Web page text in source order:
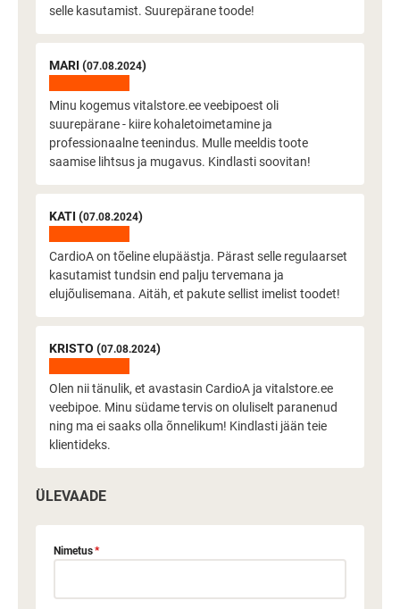
selle kasutamist. Suurepärane toode!
MARI (07.08.2024)
Minu kogemus vitalstore.ee veebipoest oli
suurepärane - kiire kohaletoimetamine ja
professionaalne teenindus. Mulle meeldis toote
saamise lihtsus ja mugavus. Kindlasti soovitan!
KATI (07.08.2024)
CardioA on tõeline elupäästja. Pärast selle regulaarset
kasutamist tundsin end palju tervemana ja
elujõulisemana. Aitäh, et pakute sellist imelist toodet!
KRISTO (07.08.2024)
Olen nii tänulik, et avastasin CardioA ja vitalstore.ee
veebipoe. Minu südame tervis on oluliselt paranenud
ning ma ei saaks olla õnnelikum! Kindlasti jään teie
klientideks.
ÜLEVAADE
Nimetus*